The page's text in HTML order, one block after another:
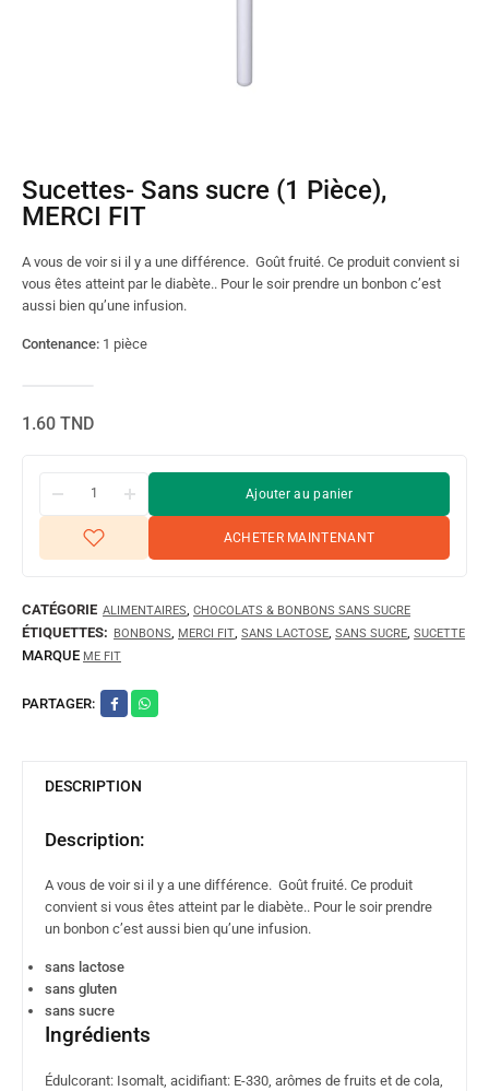
Sucettes- Sans sucre (1 Pièce),
MERCI FIT
A vous de voir si il y a une différence. Goût fruité. Ce produit convient si
vous êtes atteint par le diabète.. Pour le soir prendre un bonbon c’est
aussi bien qu’une infusion.
Contenance: 1 pièce
1.60 TND
Ajouter au panier
ACHETER MAINTENANT
CATÉGORIE ALIMENTAIRES, CHOCOLATS & BONBONS SANS SUCRE
ÉTIQUETTES: BONBONS, MERCI FIT, SANS LACTOSE, SANS SUCRE, SUCETTE
MARQUE ME FIT
PARTAGER:
DESCRIPTION
Description:
A vous de voir si il y a une différence. Goût fruité. Ce produit
convient si vous êtes atteint par le diabète.. Pour le soir prendre
un bonbon c’est aussi bien qu’une infusion.
sans lactose
sans gluten
sans sucre
Ingrédients
Édulcorant: Isomalt, acidifiant: E-330, arômes de fruits et de cola,